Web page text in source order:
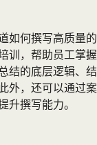
如何撰写高质量的
训，帮助员工掌握
结的底层逻辑、结
外，还可以通过案
升撰写能力。